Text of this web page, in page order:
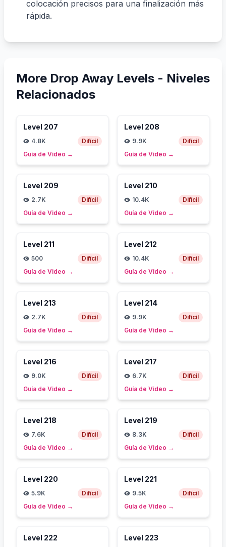
colocación precisos para una finalización más
rápida.
More Drop Away Levels - Niveles
Relacionados
Level 207
4.8K
Difícil
Guía de Video →
Level 208
9.9K
Difícil
Guía de Video →
Level 209
2.7K
Difícil
Guía de Video →
Level 210
10.4K
Difícil
Guía de Video →
Level 211
500
Difícil
Guía de Video →
Level 212
10.4K
Difícil
Guía de Video →
Level 213
2.7K
Difícil
Guía de Video →
Level 214
9.9K
Difícil
Guía de Video →
Level 216
9.0K
Difícil
Guía de Video →
Level 217
6.7K
Difícil
Guía de Video →
Level 218
7.6K
Difícil
Guía de Video →
Level 219
8.3K
Difícil
Guía de Video →
Level 220
5.9K
Difícil
Guía de Video →
Level 221
9.5K
Difícil
Guía de Video →
Level 222 Level 223